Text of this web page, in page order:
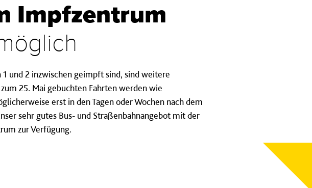
Impfzentrum
und 2 inzwischen geimpft sind, sind weitere
25. Mai gebuchten Fahrten werden wie
erst in den Tagen oder Wochen nach dem
sehr gutes Bus- und Straßenbahnangebot mit der
zur Verfügung.